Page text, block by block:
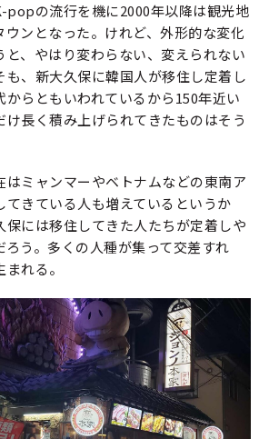
popの流行を機に2000年以降は観光地
ウンとなった。けれど、外形的な変化
と、やはり変わらない、変えられない
も、新大久保に韓国人が移住し定着し
らともいわれているから150年近い
け長く積み上げられてきたものはそう
はミャンマーやベトナムなどの東南ア
てきている人も増えているというか
保には移住してきた人たちが定着しや
ろう。多くの人種が集って交差すれ
れる。